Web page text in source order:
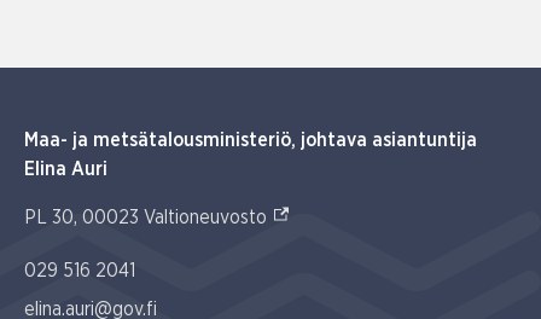
Maa- ja metsätalousministeriö, johtava asiantuntija
Elina Auri
PL 30, 00023 Valtioneuvosto (Ulkoinen linkki)
029 516 2041
elina.auri@gov.fi